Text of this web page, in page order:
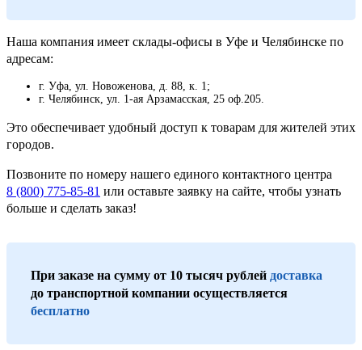
Наша компания имеет склады-офисы в Уфе и Челябинске по
адресам:
г. Уфа, ул. Новоженова, д. 88, к. 1;
г. Челябинск, ул. 1-ая Арзамасская, 25 оф.205.
Это обеспечивает удобный доступ к товарам для жителей этих
городов.
Позвоните по номеру нашего единого контактного центра
8 (800) 775-85-81 или оставьте заявку на сайте, чтобы узнать
больше и сделать заказ!
При заказе на сумму от 10 тысяч рублей доставка
до транспортной компании осуществляется
бесплатно